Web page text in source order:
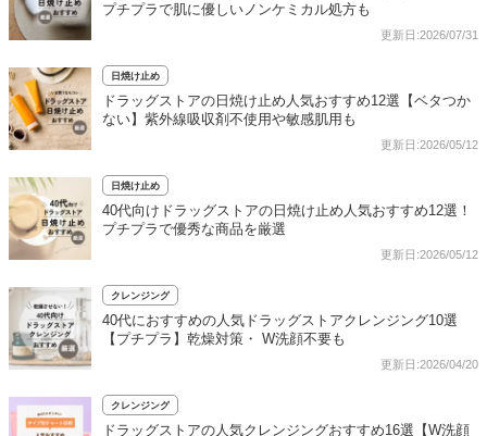
プチプラで肌に優しいノンケミカル処方も
更新日:2026/07/31
日焼け止め
ドラッグストアの日焼け止め人気おすすめ12選【ベタつか
ない】紫外線吸収剤不使用や敏感肌用も
更新日:2026/05/12
日焼け止め
40代向けドラッグストアの日焼け止め人気おすすめ12選！
プチプラで優秀な商品を厳選
更新日:2026/05/12
クレンジング
40代におすすめの人気ドラッグストアクレンジング10選
【プチプラ】乾燥対策・ W洗顔不要も
更新日:2026/04/20
クレンジング
ドラッグストアの人気クレンジングおすすめ16選【W洗顔